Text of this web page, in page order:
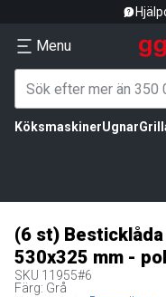
Menu
KöksmaskinerUgnar
(6 st)
530x325 mm -
SKU 11955#6
Färg: Grå